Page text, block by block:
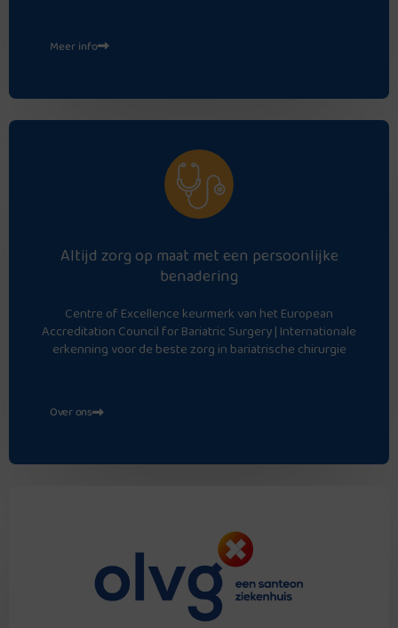
Meer info
Altijd zorg op maat met een persoonlijke
benadering
Centre of Excellence keurmerk van het European
Accreditation Council for Bariatric Surgery | Internationale
erkenning voor de beste zorg in bariatrische chirurgie
Over ons